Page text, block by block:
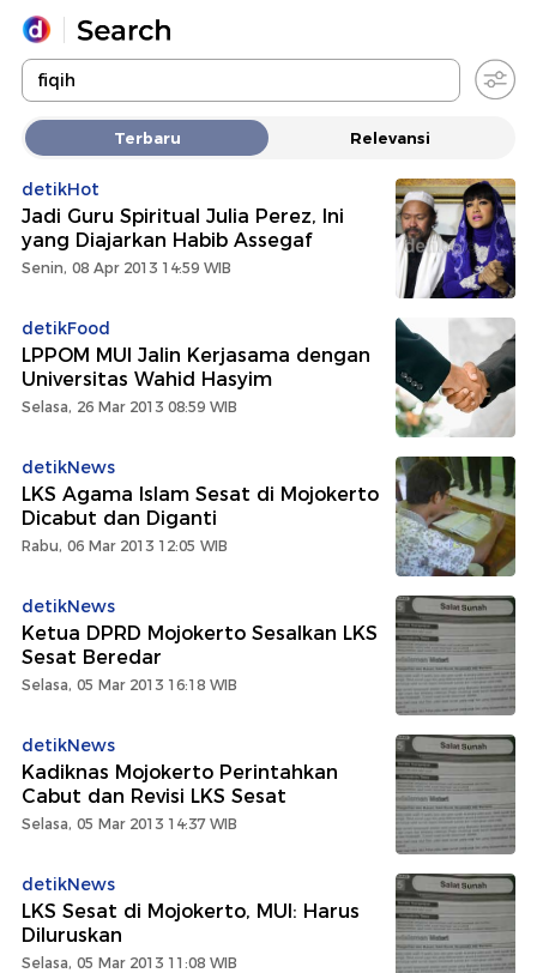
Yang sedang ramai dicari
Loading...
Promoted
Terakhir yang dicari
Terbaru Relevansi
detikHot
Jadi Guru Spiritual Julia Perez, Ini
yang Diajarkan Habib Assegaf
Senin, 08 Apr 2013 14:59 WIB
detikFood
LPPOM MUI Jalin Kerjasama dengan
Universitas Wahid Hasyim
Selasa, 26 Mar 2013 08:59 WIB
detikNews
LKS Agama Islam Sesat di Mojokerto
Dicabut dan Diganti
Rabu, 06 Mar 2013 12:05 WIB
detikNews
Ketua DPRD Mojokerto Sesalkan LKS
Sesat Beredar
Selasa, 05 Mar 2013 16:18 WIB
detikNews
Kadiknas Mojokerto Perintahkan
Cabut dan Revisi LKS Sesat
Selasa, 05 Mar 2013 14:37 WIB
detikNews
LKS Sesat di Mojokerto, MUI: Harus
Diluruskan
Selasa, 05 Mar 2013 11:08 WIB